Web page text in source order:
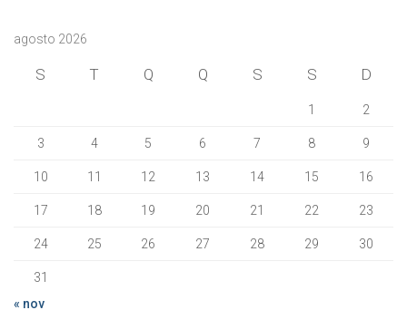
agosto 2026
S T Q Q S S D
1 2
3 4 5 6 7 8 9
10 11 12 13 14 15 16
17 18 19 20 21 22 23
24 25 26 27 28 29 30
31
« nov